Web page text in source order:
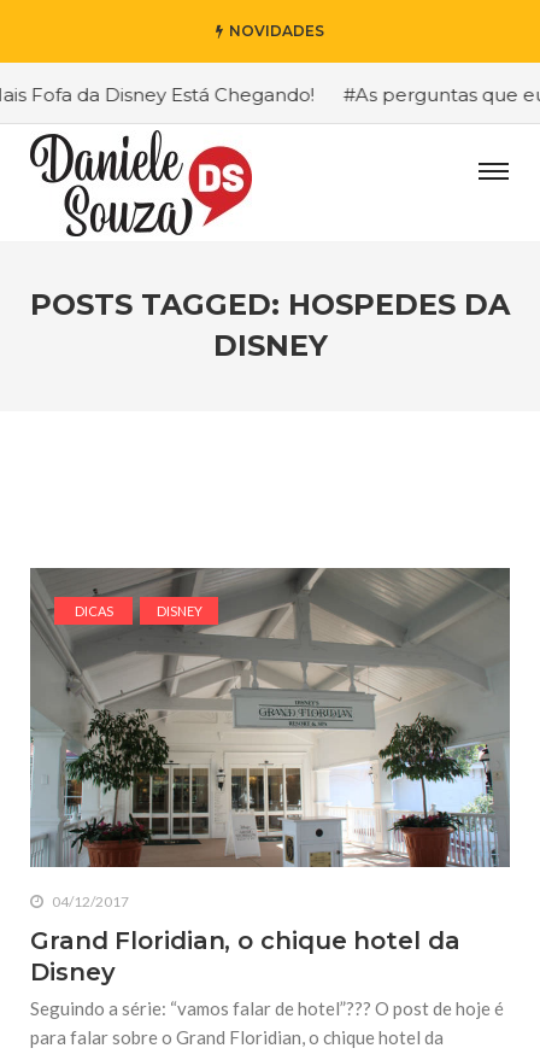
NOVIDADES
da Disney Está Chegando! #As perguntas que eu
POSTS TAGGED: HOSPEDES DA
DISNEY
DICAS DISNEY
04/12/2017
Grand Floridian, o chique hotel da
Disney
Seguindo a série: “vamos falar de hotel”??? O post de hoje é
para falar sobre o Grand Floridian, o chique hotel da